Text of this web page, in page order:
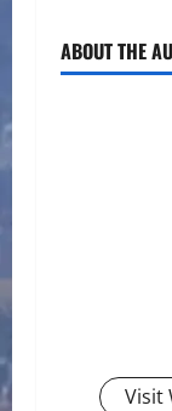
ABOUT THE
Visit